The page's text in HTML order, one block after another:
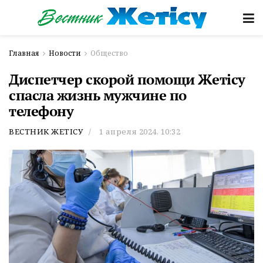
Главная Новости Общество
Диспетчер скорой помощи Жетicу
спасла жизнь мужчине по
телефону
ВЕСТНИК ЖЕТІСУ 1 апреля 2024, 10:32